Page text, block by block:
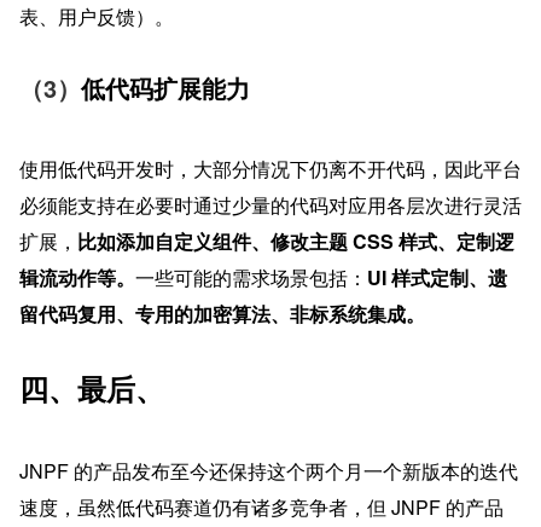
表、用户反馈）。
（3）低代码扩展能力
使用低代码开发时，大部分情况下仍离不开代码，因此平台
必须能支持在必要时通过少量的代码对应用各层次进行灵活
扩展， 比如添加自定义组件、修改主题 CSS 样式、定制逻
辑流动作等。 一些可能的需求场景包括： UI 样式定制、遗
留代码复用、专用的加密算法、非标系统集成。
四、最后、
JNPF 的产品发布至今还保持这个两个月一个新版本的迭代
速度，虽然低代码赛道仍有诸多竞争者，但 JNPF 的产品